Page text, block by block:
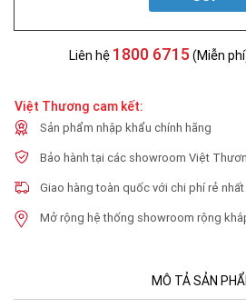
Liên hệ 1800 6715 (Miễn
Việt Thương cam kết:
Sản phẩm nhập khẩu chính hãng
Bảo hành tại các showroom Việt
Giao hàng toàn quốc với chi phí rẻ nhất
Mở rộng hệ thống showroom rộng
MÔ TẢ SẢN